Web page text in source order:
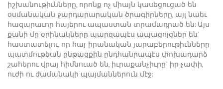
իշխանութիւնները, որոնք ոչ միայն կասեցուցած են
օսմանական ջարդարարական ծրագիրները, այլ նաեւ
հազարաւոր հայերու ապաստան տրամադրած են: Այս
քանի մը օրինակները պարզապէս ապացոյցներ են`
հաստատելու, որ հայ-իրանական յարաբերութիւնները
պատմութեան ընթացքին ընդհանրապէս փոխադարձ
շահերու վրայ հիմնուած են, իւրաքանչիւրը` իր չափի,
ուժի ու ժամանակի պայմաններուն մէջ: